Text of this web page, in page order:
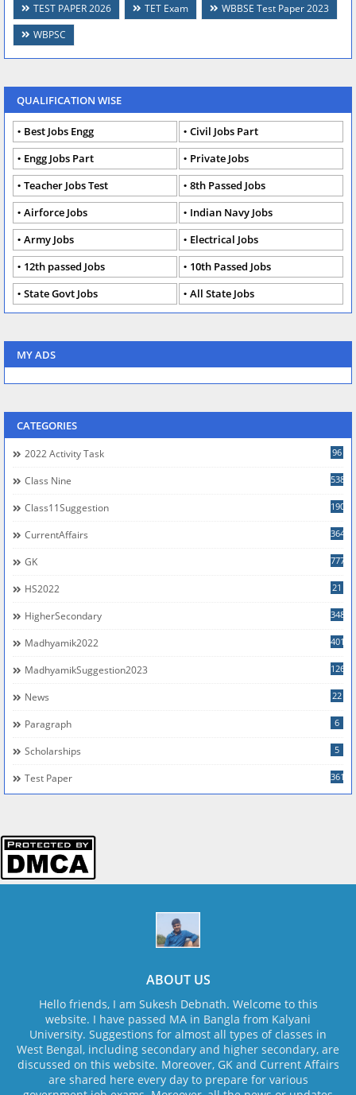
TEST PAPER 2026
TET Exam
WBBSE Test Paper 2023
WBPSC
QUALIFICATION WISE
Best Jobs Engg
Civil Jobs Part
Engg Jobs Part
Private Jobs
Teacher Jobs Test
8th Passed Jobs
Airforce Jobs
Indian Navy Jobs
Army Jobs
Electrical Jobs
12th passed Jobs
10th Passed Jobs
State Govt Jobs
All State Jobs
MY ADS
CATEGORIES
2022 Activity Task 96
Class Nine 538
Class11Suggestion 190
CurrentAffairs 364
GK 777
HS2022 21
HigherSecondary 348
Madhyamik2022 401
MadhyamikSuggestion2023 126
News 22
Paragraph 6
Scholarships 5
Test Paper 361
ABOUT US
Hello friends, I am Sukesh Debnath. Welcome to this
website. I have passed MA in Bangla from Kalyani
University. Suggestions for almost all types of classes in
West Bengal, including secondary and higher secondary, are
discussed on this website. Moreover, GK and Current Affairs
are shared here every day to prepare for various